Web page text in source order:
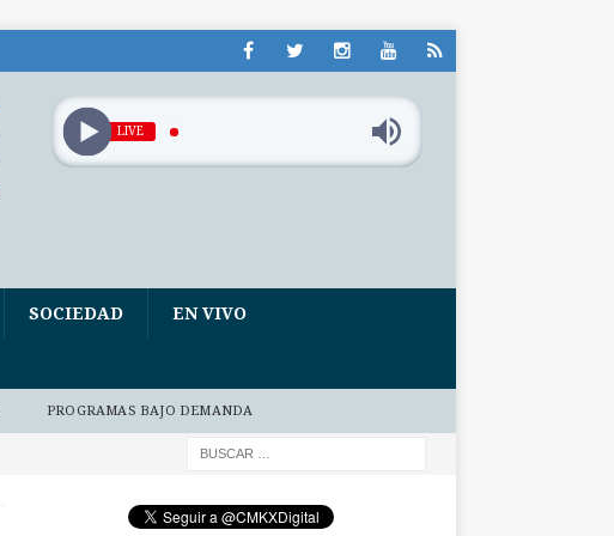
LIVE
SOCIEDAD EN VIVO
PROGRAMAS BAJO DEMANDA